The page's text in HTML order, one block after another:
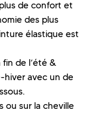
de confort et
des plus
élastique est
de l’été &
hiver avec un de
ou sur la cheville